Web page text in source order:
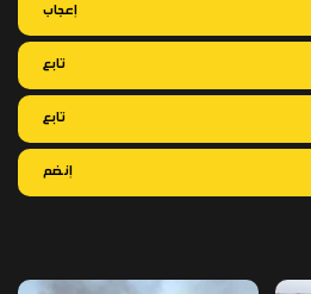
إعجاب
تابع
تابع
إنضم